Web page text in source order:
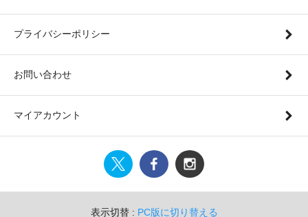
プライバシーポリシー
お問い合わせ
マイアカウント
表示切替 : PC版に切り替える